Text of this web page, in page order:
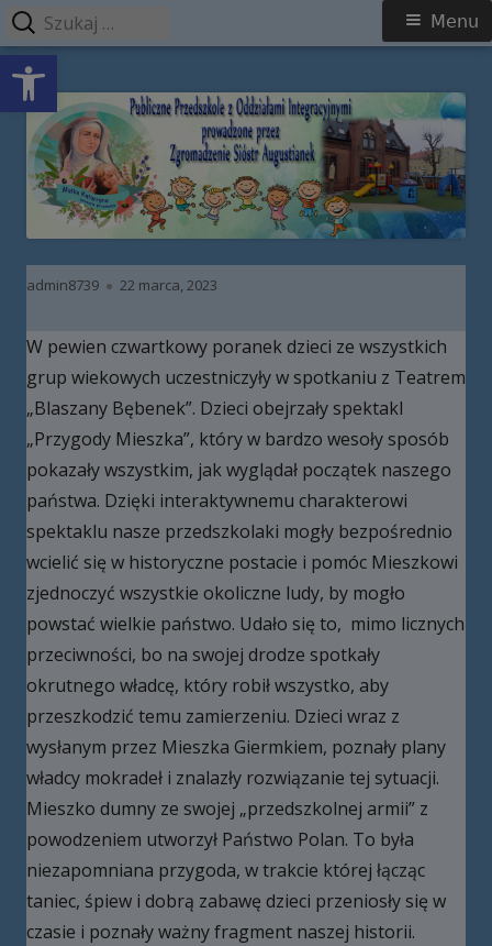
Open toolbar
Przeskocz
treści
Publiczne Przedszkole z Oddziałami
Integracyjnymi prowadzone przez
Zgromadzenie Sióstr Augustianek
Menu
główne
Menu
Autor
admin8739 Opublikowano
22 marca, 2023
W pewien czwartkowy poranek dzieci ze wszystkich
grup wiekowych uczestniczyły w spotkaniu z Teatrem
„Blaszany Bębenek”. Dzieci obejrzały spektakl
„Przygody Mieszka”, który w bardzo wesoły sposób
pokazały wszystkim, jak wyglądał początek naszego
państwa. Dzięki interaktywnemu charakterowi
spektaklu nasze przedszkolaki mogły bezpośrednio
wcielić się w historyczne postacie i pomóc Mieszkowi
zjednoczyć wszystkie okoliczne ludy, by mogło
powstać wielkie państwo. Udało się to, mimo licznych
przeciwności, bo na swojej drodze spotkały
okrutnego władcę, który robił wszystko, aby
przeszkodzić temu zamierzeniu. Dzieci wraz z
wysłanym przez Mieszka Giermkiem, poznały plany
władcy mokradeł i znalazły rozwiązanie tej sytuacji.
Mieszko dumny ze swojej „przedszkolnej armii” z
powodzeniem utworzył Państwo Polan. To była
niezapomniana przygoda, w trakcie której łącząc
taniec, śpiew i dobrą zabawę dzieci przeniosły się w
czasie i poznały ważny fragment naszej historii.